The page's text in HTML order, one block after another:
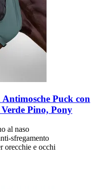
Antimosche Puck con
Pino, Pony
al naso
sfregamento
orecchie e occhi